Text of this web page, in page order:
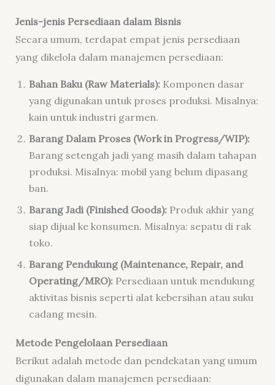
Jenis-jenis Persediaan dalam Bisnis
Secara umum, terdapat empat jenis persediaan
yang dikelola dalam manajemen persediaan:
Bahan Baku (Raw Materials): Komponen dasar
yang digunakan untuk proses produksi. Misalnya:
kain untuk industri garmen.
Barang Dalam Proses (Work in Progress/WIP):
Barang setengah jadi yang masih dalam tahapan
produksi. Misalnya: mobil yang belum dipasang
ban.
Barang Jadi (Finished Goods): Produk akhir yang
siap dijual ke konsumen. Misalnya: sepatu di rak
toko.
Barang Pendukung (Maintenance, Repair, and
Operating/MRO): Persediaan untuk mendukung
aktivitas bisnis seperti alat kebersihan atau suku
cadang mesin.
Metode Pengelolaan Persediaan
Berikut adalah metode dan pendekatan yang umum
digunakan dalam manajemen persediaan: